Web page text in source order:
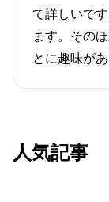
て詳しいで
ます。その
とに趣味があ
人気記事